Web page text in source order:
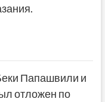
Папашвили и
отложен по